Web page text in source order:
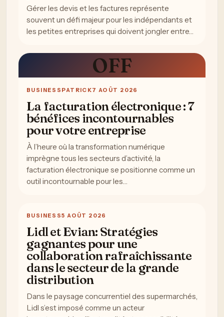
Gérer les devis et les factures représente
souvent un défi majeur pour les indépendants et
les petites entreprises qui doivent jongler entre…
OFF
BUSINESS PATRICK7 AOÛT 2026
La facturation électronique : 7
bénéfices incontournables
pour votre entreprise
À l’heure où la transformation numérique
imprègne tous les secteurs d’activité, la
facturation électronique se positionne comme un
outil incontournable pour les…
BUSINESS5 AOÛT 2026
Lidl et Evian: Stratégies
gagnantes pour une
collaboration rafraîchissante
dans le secteur de la grande
distribution
Dans le paysage concurrentiel des supermarchés,
Lidl s’est imposé comme un acteur